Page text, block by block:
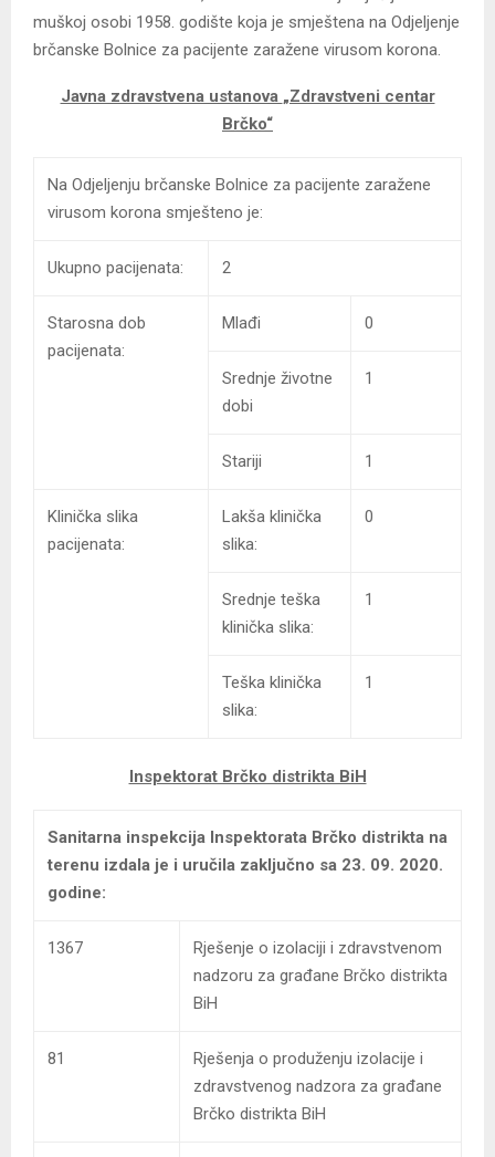
muškoj osobi 1958. godište koja je smještena na Odjeljenje
brčanske Bolnice za pacijente zaražene virusom korona.
Javna zdravstvena ustanova „Zdravstveni centar
Brčko“
Na Odjeljenju brčanske Bolnice za pacijente zaražene
virusom korona smješteno je:
Ukupno pacijenata: 2
Starosna dob
pacijenata:
Mlađi 0
Srednje životne
dobi
1
Stariji 1
Klinička slika
pacijenata:
Lakša klinička
slika:
0
Srednje teška
klinička slika:
1
Teška klinička
slika:
1
Inspektorat Brčko distrikta BiH
Sanitarna inspekcija Inspektorata Brčko distrikta na
terenu izdala je i uručila zaključno sa 23. 09. 2020.
godine:
1367
Rješenje o izolaciji i zdravstvenom
nadzoru za građane Brčko distrikta
BiH
81
Rješenja o produženju izolacije i
zdravstvenog nadzora za građane
Brčko distrikta BiH